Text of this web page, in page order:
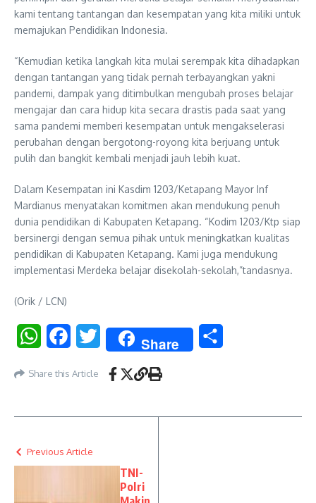
kami tentang tantangan dan kesempatan yang kita miliki untuk
memajukan Pendidikan Indonesia.
“Kemudian ketika langkah kita mulai serempak kita dihadapkan
dengan tantangan yang tidak pernah terbayangkan yakni
pandemi, dampak yang ditimbulkan mengubah proses belajar
mengajar dan cara hidup kita secara drastis pada saat yang
sama pandemi memberi kesempatan untuk mengakselerasi
perubahan dengan bergotong-royong kita berjuang untuk
pulih dan bangkit kembali menjadi jauh lebih kuat.
Dalam Kesempatan ini Kasdim 1203/Ketapang Mayor Inf
Mardianus menyatakan komitmen akan mendukung penuh
dunia pendidikan di Kabupaten Ketapang. “Kodim 1203/Ktp siap
bersinergi dengan semua pihak untuk meningkatkan kualitas
pendidikan di Kabupaten Ketapang. Kami juga mendukung
implementasi Merdeka belajar disekolah-sekolah,”tandasnya.
(Orik / LCN)
WhatsAppFacebookTwitter Share
Share this Article
Previous Article
TNI-
Polri